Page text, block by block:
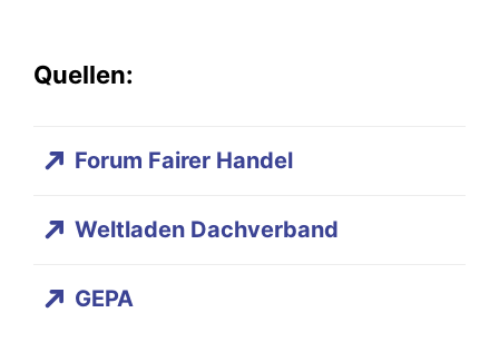
Quellen:
Forum Fairer Handel
Weltladen Dachverband
GEPA